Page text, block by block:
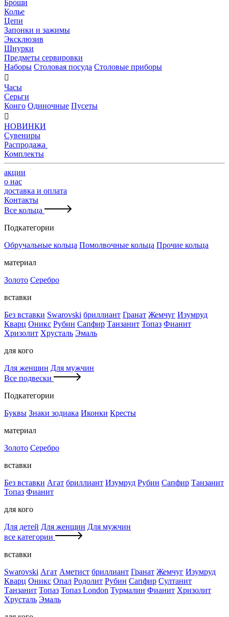
Броши
Колье
Цепи
Запонки и зажимы
Эксклюзив
Шнурки
Предметы сервировки
Наборы Столовая посуда Столовые приборы

Часы
Серьги
Конго Одиночные Пусеты

НОВИНКИ
Сувениры
Распродажа
Комплекты
акции
о нас
доставка и оплата
Контакты
Все кольца
Подкатегории
Обручальные кольца Помолвочные кольца Прочие кольца
материал
Золото Серебро
вставки
Без вставки Swarovski бриллиант Гранат Жемчуг Изумруд
Кварц Оникс Рубин Сапфир Танзанит Топаз Фианит
Хризолит Хрусталь Эмаль
для кого
Для женщин Для мужчин
Все подвески
Подкатегории
Буквы Знаки зодиака Иконки Кресты
материал
Золото Серебро
вставки
Без вставки Агат бриллиант Изумруд Рубин Сапфир Танзанит
Топаз Фианит
для кого
Для детей Для женщин Для мужчин
все категории
вставки
Swarovski Агат Аметист бриллиант Гранат Жемчуг Изумруд
Кварц Оникс Опал Родолит Рубин Сапфир Султанит
Танзанит Топаз Топаз London Турмалин Фианит Хризолит
Хрусталь Эмаль